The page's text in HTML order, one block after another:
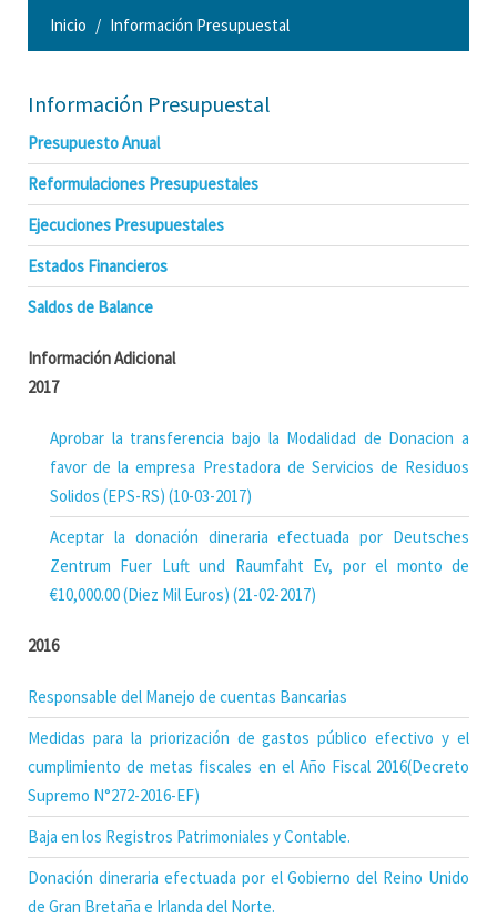
Inicio Información Presupuestal
Información Presupuestal
Presupuesto Anual
Reformulaciones Presupuestales
Ejecuciones Presupuestales
Estados Financieros
Saldos de Balance
Información Adicional
2017
Aprobar la transferencia bajo la Modalidad de Donacion a
favor de la empresa Prestadora de Servicios de Residuos
Solidos (EPS-RS) (10-03-2017)
Aceptar la donación dineraria efectuada por Deutsches
Zentrum Fuer Luft und Raumfaht Ev, por el monto de
€10,000.00 (Diez Mil Euros) (21-02-2017)
2016
Responsable del Manejo de cuentas Bancarias
Medidas para la priorización de gastos público efectivo y el
cumplimiento de metas fiscales en el Año Fiscal 2016(Decreto
Supremo N°272-2016-EF)
Baja en los Registros Patrimoniales y Contable.
Donación dineraria efectuada por el Gobierno del Reino Unido
de Gran Bretaña e Irlanda del Norte.